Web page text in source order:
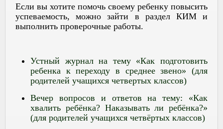
Если вы хотите помочь своему ребенку повысить
успеваемость, можно зайти в раздел КИМ и
выполнить проверочные работы.
Устный журнал на тему «Как подготовить
ребенка к переходу в среднее звено» (для
родителей учащихся четвертых классов)
Вечер вопросов и ответов на тему: «Как
хвалить ребёнка? Наказывать ли ребёнка?»
(для родителей учащихся четвёртых классов)